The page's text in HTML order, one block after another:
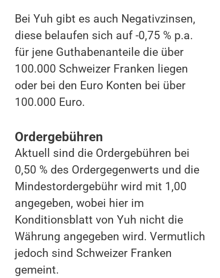
Bei Yuh gibt es auch Negativzinsen,
diese belaufen sich auf -0,75 % p.a.
für jene Guthabenanteile die über
100.000 Schweizer Franken liegen
oder bei den Euro Konten bei über
100.000 Euro.
Ordergebühren
Aktuell sind die Ordergebühren bei
0,50 % des Ordergegenwerts und die
Mindestordergebühr wird mit 1,00
angegeben, wobei hier im
Konditionsblatt von Yuh nicht die
Währung angegeben wird. Vermutlich
jedoch sind Schweizer Franken
gemeint.